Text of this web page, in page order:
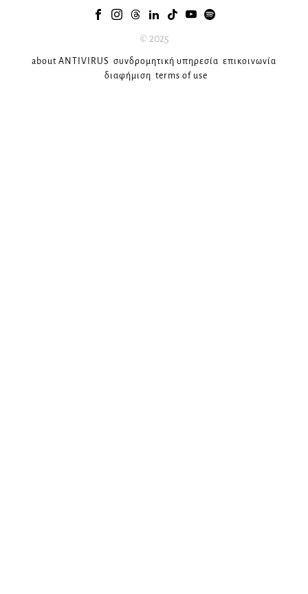
© 2025
about ANTIVIRUS συνδρομητική υπηρεσία επικοινωνία
διαφήμιση terms of use